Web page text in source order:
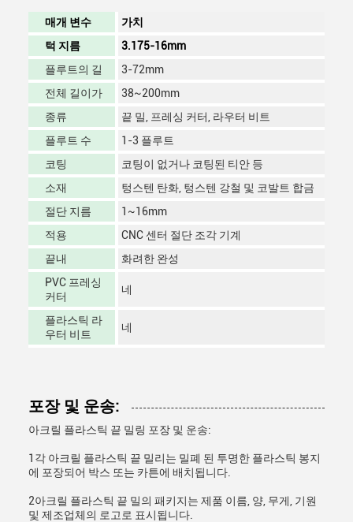
매개 변수
가치
턱 지름
3.175-16mm
플루트의 길
3-72mm
전체 길이가
38~200mm
종류
끝 밀, 프레싱 커터, 라우터 비트
플루트 수
1-3 플루트
코팅
코팅이 없거나 코팅된 티안 등
소재
텅스텐 탄화, 텅스텐 강철 및 코발트 합금
절단 지름
1~16mm
적용
CNC 센터 절단 조각 기계
끝내
화려한 완성
PVC 프레싱
커터
네
플라스틱 라
우터 비트
네
포장 및 운송:
아크릴 플라스틱 끝 밀링 포장 및 운송:
1각 아크릴 플라스틱 끝 밀리는 밀폐 된 투명한 플라스틱 봉지
에 포장되어 박스 또는 카튼에 배치됩니다.
2아크릴 플라스틱 끝 밀의 패키지는 제품 이름, 양, 무게, 기원
및 제조업체의 로고로 표시됩니다.